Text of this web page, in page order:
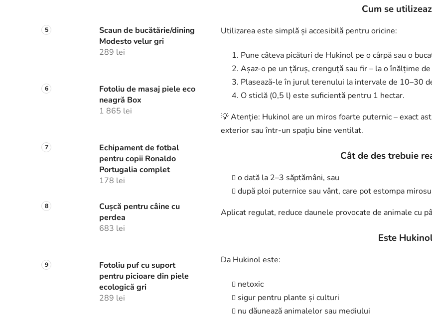
Scaun de bucătărie/dining
Modesto velur gri
289 lei
Fotoliu de masaj piele eco
neagră Box
1 865 lei
Echipament de fotbal
pentru copii Ronaldo
Portugalia complet
178 lei
Cușcă pentru câine cu
perdea
683 lei
Fotoliu puf cu suport
pentru picioare din piele
ecologică gri
289 lei
Cum se
Utilizarea este simplă și accesibilă pentru oricine:
Pune câteva picături de Hukinol pe o cârpă sau o
Așaz-o pe un țăruș, crenguță sau fir – la o înălțime
Plasează-le în jurul terenului la intervale de 10–30
O sticlă (0,5 l) este suficientă pentru 1 hectar.
💡 Atenție: Hukinol are un miros foarte puternic – exact
exterior sau într-un spațiu bine ventilat.
Cât de des trebuie
o dată la 2–3 săptămâni, sau
după ploi puternice sau vânt, care pot estompa
Aplicat regulat, reduce daunele provocate de animale cu
Este
Da Hukinol este:
netoxic
sigur pentru plante și culturi
nu dăunează animalelor sau mediului